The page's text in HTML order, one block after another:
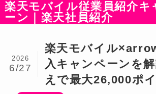
楽天モバイル従業員紹介キ
ーン｜楽天社員紹介
楽天モバイル
入キャンペーンを
えで最大26,000ポ
2026
6/27